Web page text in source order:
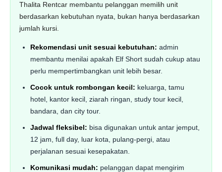
Thalita Rentcar membantu pelanggan memilih unit
berdasarkan kebutuhan nyata, bukan hanya berdasarkan
jumlah kursi.
Rekomendasi unit sesuai kebutuhan: admin
membantu menilai apakah Elf Short sudah cukup atau
perlu mempertimbangkan unit lebih besar.
Cocok untuk rombongan kecil: keluarga, tamu
hotel, kantor kecil, ziarah ringan, study tour kecil,
bandara, dan city tour.
Jadwal fleksibel: bisa digunakan untuk antar jemput,
12 jam, full day, luar kota, pulang-pergi, atau
perjalanan sesuai kesepakatan.
Komunikasi mudah: pelanggan dapat mengirim